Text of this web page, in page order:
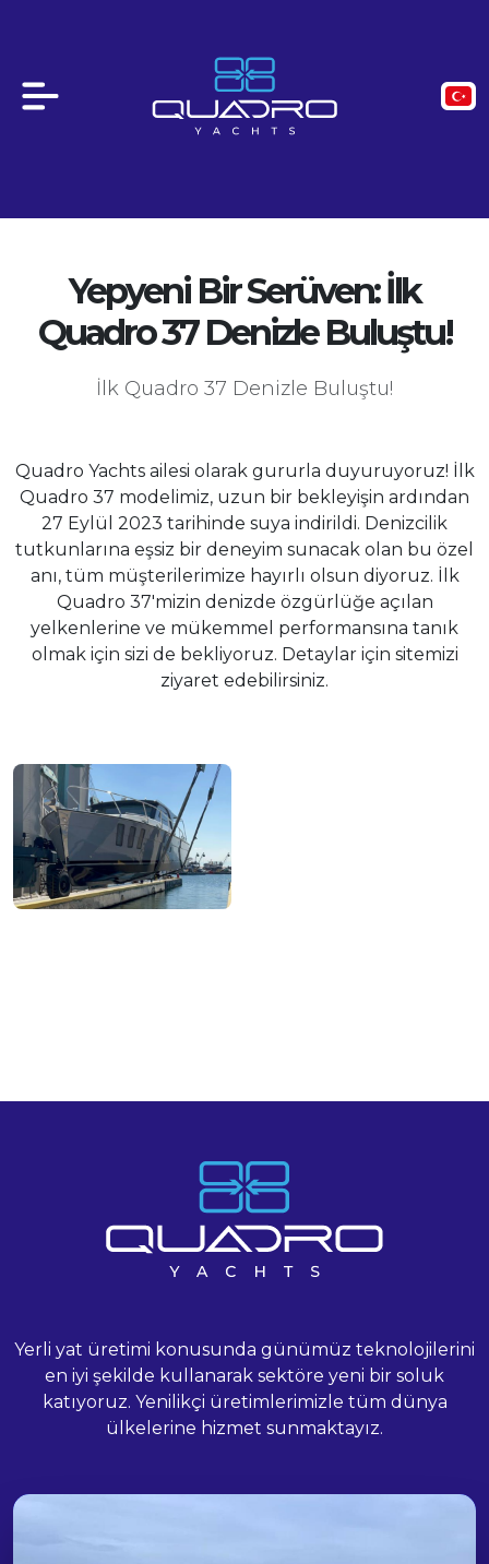
Kurumsal
Hizmetler
İletişim
Yepyeni Bir Serüven: İlk
Quadro 37 Denizle Buluştu!
İlk Quadro 37 Denizle Buluştu!
Quadro Yachts ailesi olarak gururla duyuruyoruz! İlk
Quadro 37 modelimiz, uzun bir bekleyişin ardından
27 Eylül 2023 tarihinde suya indirildi. Denizcilik
tutkunlarına eşsiz bir deneyim sunacak olan bu özel
anı, tüm müşterilerimize hayırlı olsun diyoruz. İlk
Quadro 37'mizin denizde özgürlüğe açılan
yelkenlerine ve mükemmel performansına tanık
olmak için sizi de bekliyoruz. Detaylar için sitemizi
ziyaret edebilirsiniz.
Yerli yat üretimi konusunda günümüz teknolojilerini
en iyi şekilde kullanarak sektöre yeni bir soluk
katıyoruz. Yenilikçi üretimlerimizle tüm dünya
ülkelerine hizmet sunmaktayız.